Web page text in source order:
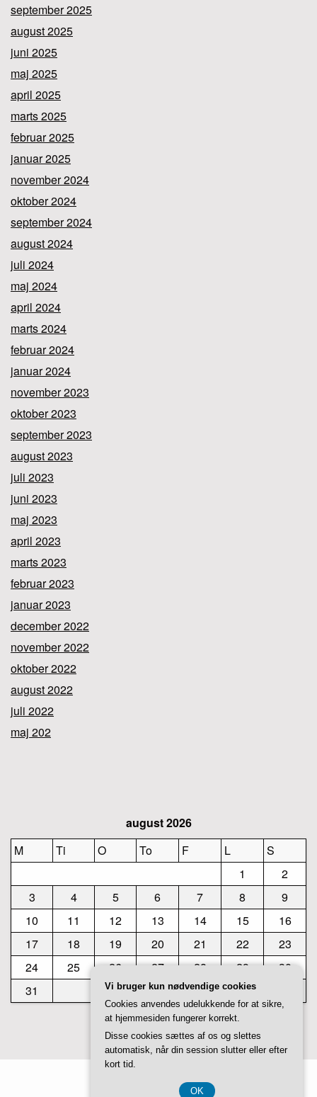
september 2025
august 2025
juni 2025
maj 2025
april 2025
marts 2025
februar 2025
januar 2025
november 2024
oktober 2024
september 2024
august 2024
juli 2024
maj 2024
april 2024
marts 2024
februar 2024
januar 2024
november 2023
oktober 2023
september 2023
august 2023
juli 2023
juni 2023
maj 2023
april 2023
marts 2023
februar 2023
januar 2023
december 2022
november 2022
oktober 2022
august 2022
juli 2022
maj 202
august 2026
M
Ti O To F L
S
1
2
3
4 5 6 7 8
9
10
11 12 13 14 15
16
17
18 19 20 21 22
23
24
25 26 27 28 29
30
31
« jul
Vi bruger kun nødvendige cookies
Cookies anvendes udelukkende for at sikre,
at hjemmesiden fungerer korrekt.
Disse cookies sættes af os og slettes
automatisk, når din session slutter eller efter
kort tid.
OK